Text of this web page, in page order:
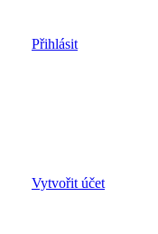
Přihlásit
Vytvořit účet